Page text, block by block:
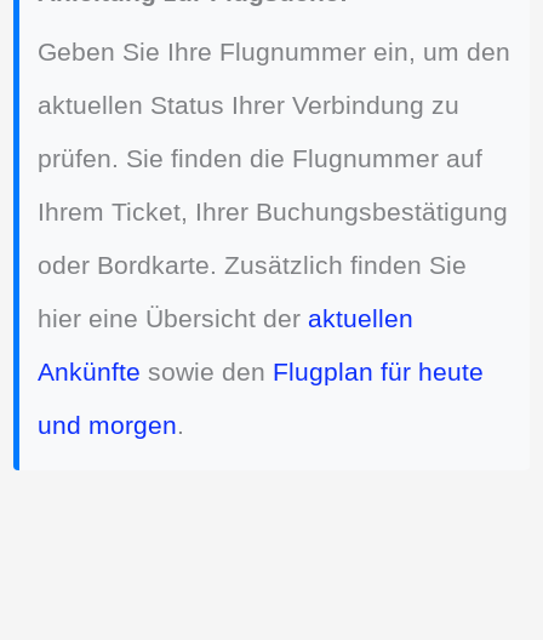
Geben Sie Ihre Flugnummer ein, um den
aktuellen Status Ihrer Verbindung zu
prüfen. Sie finden die Flugnummer auf
Ihrem Ticket, Ihrer Buchungsbestätigung
oder Bordkarte. Zusätzlich finden Sie
hier eine Übersicht der aktuellen
Ankünfte sowie den Flugplan für heute
und morgen.